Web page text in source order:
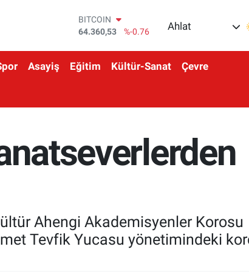
64.360,53
DOLAR
EURO
55,0265
%0.01
GRAM ALTIN
13.887
%64
Ahlat
Asayiş Eğitim Kültür-Sanat Çevre
Ahengi Akademisyenler Korosu
Tevfik Yucasu yönetimindeki